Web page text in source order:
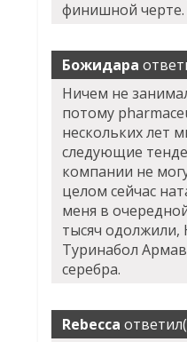
финишной черте.
Божидара
Ничем не
потому
нескольких лет
следующие
компании не
целом сейчас
меня в
тысяч одолжили,
Туринабол
серебра.
Rebecca